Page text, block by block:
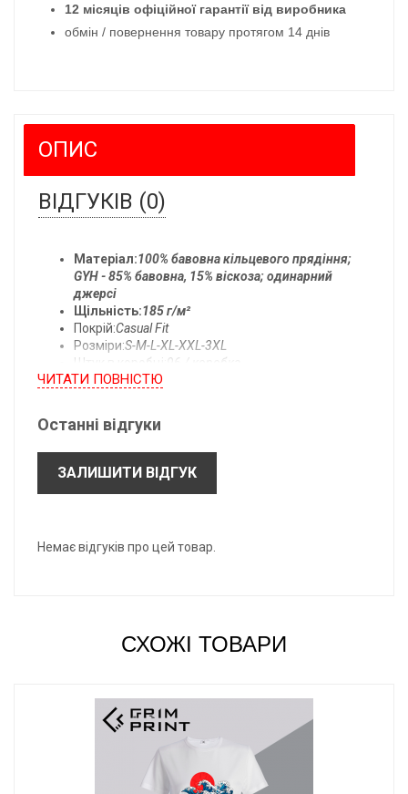
12 місяців офіційної гарантії від виробника
обмін / повернення товару протягом 14 днів
ОПИС
ВІДГУКІВ (0)
Матеріал:100% бавовна кільцевого прядіння;
GYH - 85% бавовна, 15% віскоза; одинарний
джерсі
Щільність:185 г/м²
Покрій:Casual Fit
Розміри:S-M-L-XL-XXL-3XL
Штук в коробці: 96 / коробка
Температура прання:
Всі розміри одягу:
ЧИТАТИ ПОВНIСТЮ
Останні відгуки
ЗАЛИШИТИ ВІДГУК
Немає відгуків про цей товар.
СХОЖІ ТОВАРИ